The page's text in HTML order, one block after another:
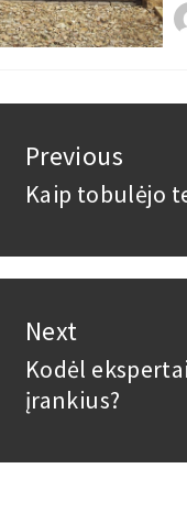
Previous
Previous
Kaip tobulėjo
Next
Next
post:
Kodėl
įrankius?